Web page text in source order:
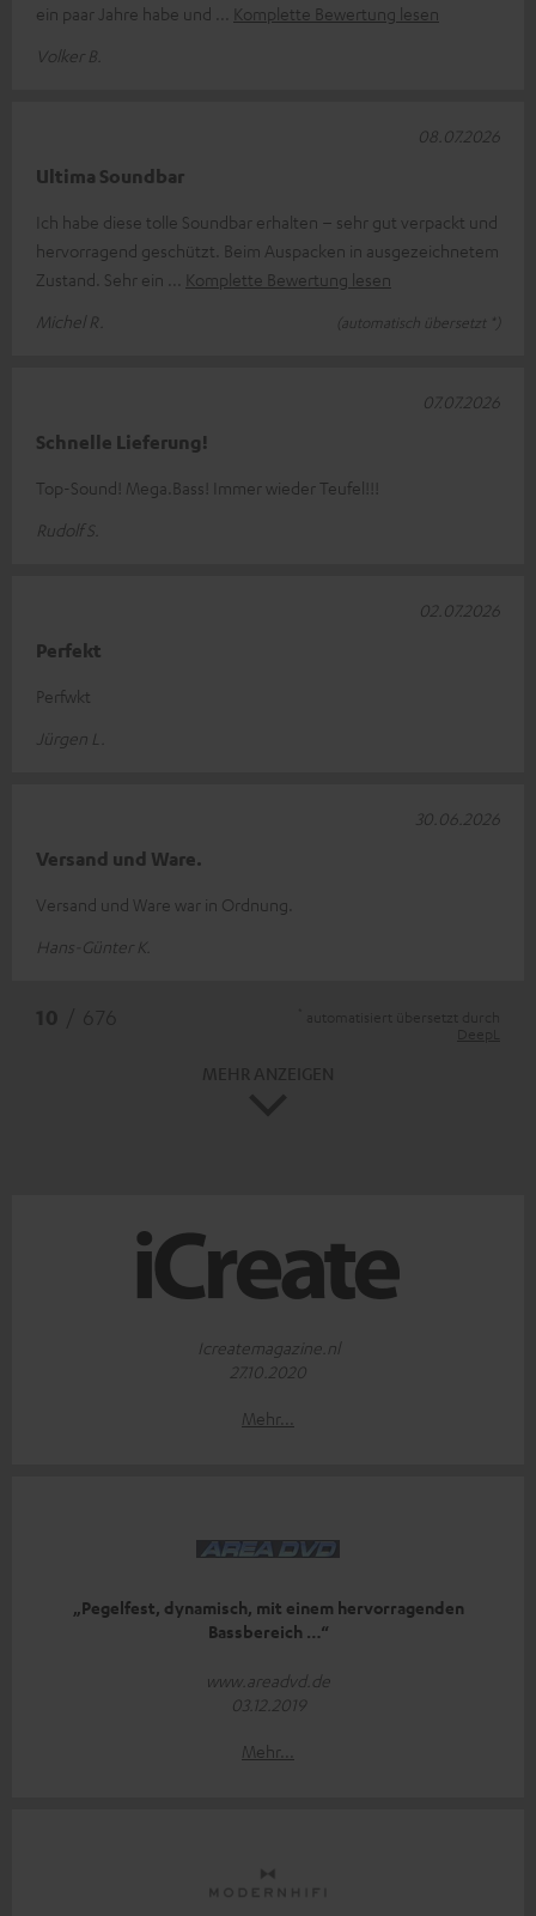
ein paar Jahre habe und
Komplette Bewertung lesen
Volker B.
Ultima Soundbar
Ich habe diese tolle Soundbar erhalten – sehr gut verpackt und
hervorragend geschützt. Beim Auspacken in ausgezeichnetem
Zustand. Sehr ein
Komplette Bewertung lesen
Michel R.
(automatisch übersetzt *)
08.07.2026
Schnelle Lieferung!
Top-Sound! Mega.Bass! Immer wieder Teufel!!!
Rudolf S.
07.07.2026
Perfekt
Perfwkt
Jürgen L.
02.07.2026
Versand und Ware.
Versand und Ware war in Ordnung.
Hans-Günter K.
30.06.2026
Icreatemagazine.nl
27.10.2020
Mehr...
„Pegelfest, dynamisch, mit einem hervorragenden
Bassbereich …“
www.areadvd.de
03.12.2019
Mehr...